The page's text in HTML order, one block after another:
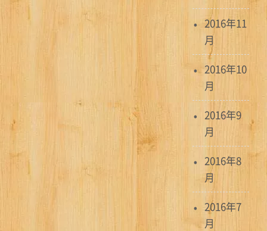
2016年11
月
2016年10
月
2016年9
月
2016年8
月
2016年7
月